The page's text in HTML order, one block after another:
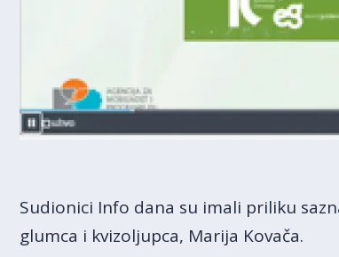
Sudionici Info dana su imali priliku
glumca i kvizoljupca, Marija Kovača.